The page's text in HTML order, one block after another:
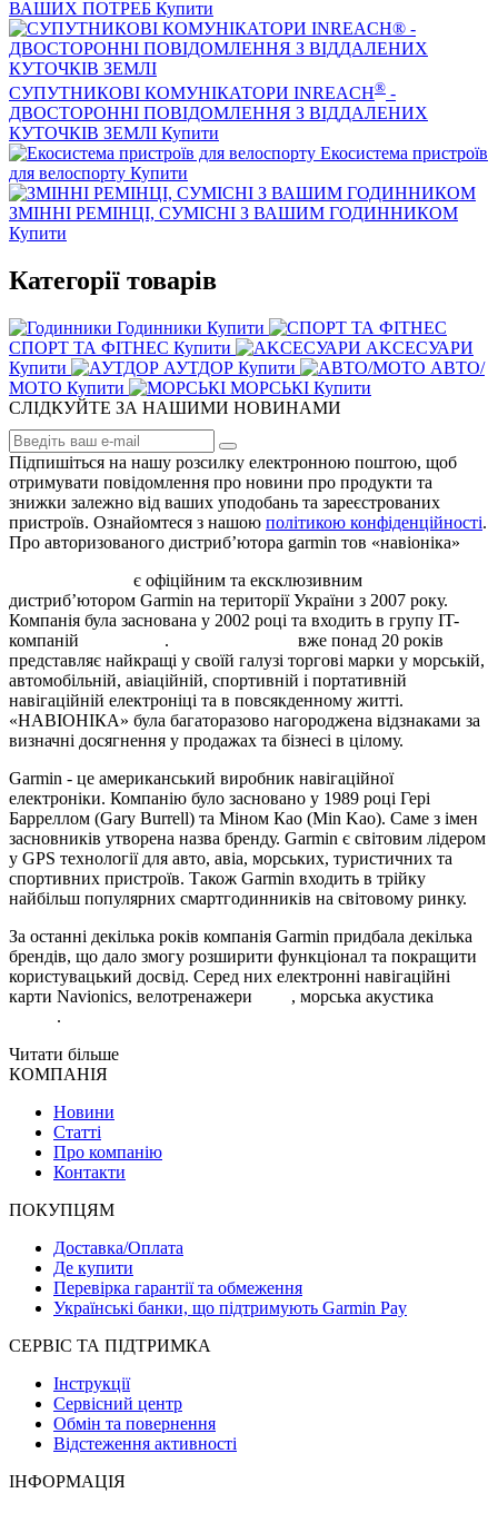
ВАШИХ ПОТРЕБ Купити
СУПУТНИКОВІ КОМУНІКАТОРИ INREACH® -
ДВОСТОРОННІ ПОВІДОМЛЕННЯ З ВІДДАЛЕНИХ
КУТОЧКІВ ЗЕМЛІ Купити
Екосистема пристроїв
для велоспорту Купити
ЗМІННІ РЕМІНЦІ, СУМІСНІ З ВАШИМ ГОДИННИКОМ
Купити
Категорії товарів
Годинники Купити
СПОРТ ТА ФІТНЕС Купити
AKCЕСУАРИ
Купити
АУТДОР Купити
АВТО/
МОТО Купити МОРСЬКІ Купити
СЛІДКУЙТЕ ЗА НАШИМИ НОВИНАМИ
Підпишіться на нашу розсилку електронною поштою, щоб
отримувати повідомлення про новини про продукти та
знижки залежно від ваших уподобань та зареєстрованих
пристроїв. Ознайомтеся з нашою політикою конфіденційності.
Про авторизованого дистрибʼютора garmin тов «навіоніка»
є офіційним та ексклюзивним
дистриб’ютором Garmin на території України з 2007 року.
Компанія була заснована у 2002 році та входить в групу IT-
компаній
.
вже понад 20 років
представляє найкращі у своїй галузі торгові марки у морській,
автомобільній, авіаційній, спортивній і портативній
навігаційній електроніці та в повсякденному житті.
«НАВІОНІКА» була багаторазово нагороджена відзнаками за
визначні досягнення у продажах та бізнесі в цілому.
Garmin - це американський виробник навігаційної
електроніки. Компанію було засновано у 1989 році Гері
Барреллом (Gary Burrell) та Міном Као (Min Kao). Саме з імен
засновників утворена назва бренду. Garmin є світовим лідером
у GPS технології для авто, авіа, морських, туристичних та
спортивних пристроїв. Також Garmin входить в трійку
найбільш популярних смартгодинників на світовому ринку.
За останні декілька років компанія Garmin придбала декілька
брендів, що дало змогу розширити функціонал та покращити
користувацький досвід. Серед них електронні навігаційні
карти Navionics, велотренажери
, морська акустика
.
Читати більше
КОМПАНІЯ
Новини
Статті
Про компанію
Контакти
ПОКУПЦЯМ
Доставка/Оплата
Де купити
Перевірка гарантії та обмеження
Українські банки, що підтримують Garmin Pay
СЕРВІС ТА ПІДТРИМКА
Інструкції
Сервісний центр
Обмін та повернення
Відстеження активності
ІНФОРМАЦІЯ